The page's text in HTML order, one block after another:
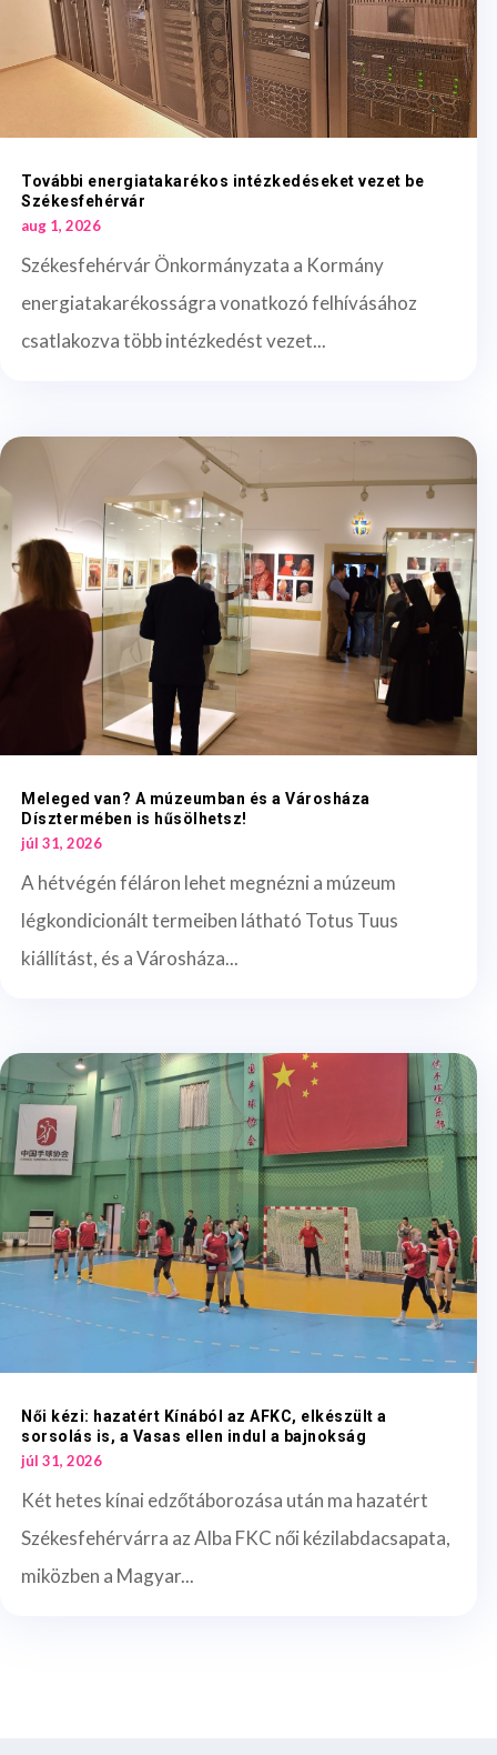
További energiatakarékos intézkedéseket vezet be
Székesfehérvár
aug 1, 2026
Székesfehérvár Önkormányzata a Kormány
energiatakarékosságra vonatkozó felhívásához
csatlakozva több intézkedést vezet...
Meleged van? A múzeumban és a Városháza
Dísztermében is hűsölhetsz!
júl 31, 2026
A hétvégén féláron lehet megnézni a múzeum
légkondicionált termeiben látható Totus Tuus
kiállítást, és a Városháza...
Női kézi: hazatért Kínából az AFKC, elkészült a
sorsolás is, a Vasas ellen indul a bajnokság
júl 31, 2026
Két hetes kínai edzőtáborozása után ma hazatért
Székesfehérvárra az Alba FKC női kézilabdacsapata,
miközben a Magyar...